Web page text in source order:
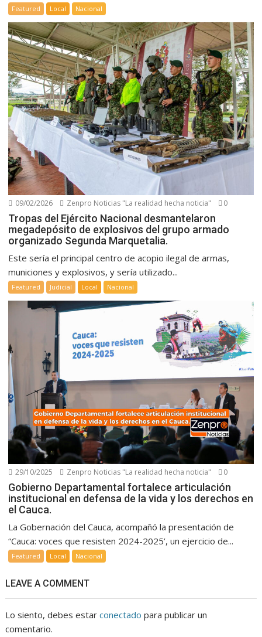
Featured Local Nacional
09/02/2026 Zenpro Noticias "La realidad hecha noticia" 0
Tropas del Ejército Nacional desmantelaron
megadepósito de explosivos del grupo armado
organizado Segunda Marquetalia.
Este sería el principal centro de acopio ilegal de armas,
municiones y explosivos, y sería utilizado...
Featured Judicial Local Nacional
29/10/2025 Zenpro Noticias "La realidad hecha noticia" 0
Gobierno Departamental fortalece articulación
institucional en defensa de la vida y los derechos en
el Cauca.
La Gobernación del Cauca, acompañó la presentación de
“Cauca: voces que resisten 2024-2025’, un ejercicio de...
Featured Local Nacional
LEAVE A COMMENT
Lo siento, debes estarconectado para publicar un
comentario.